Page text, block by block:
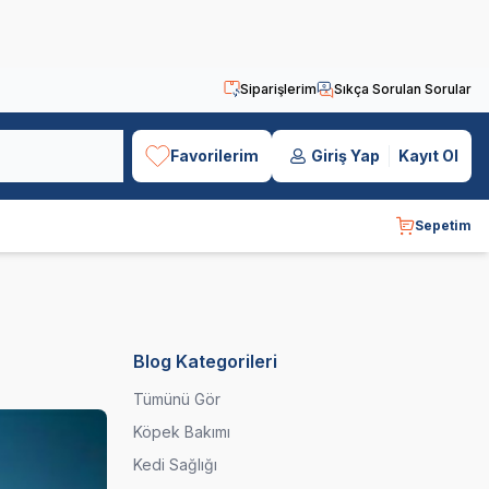
Siparişlerim Sıkça Sorulan Sorular
Favorilerim Giriş Yap Kayıt Ol
Sepetim
Blog Kategorileri
Tümünü Gör
Köpek Bakımı
Kedi Sağlığı